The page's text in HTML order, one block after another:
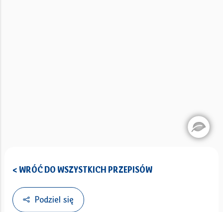
< WRÓĆ DO WSZYSTKICH PRZEPISÓW
Podziel się